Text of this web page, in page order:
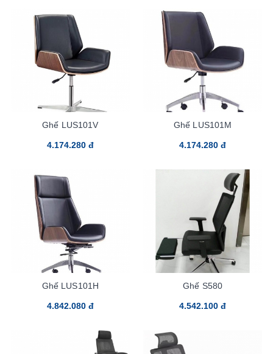
Ghế LUS101V
4.174.280 đ
Ghế LUS101M
4.174.280 đ
Ghế LUS101H
4.842.080 đ
Ghế S580
4.542.100 đ